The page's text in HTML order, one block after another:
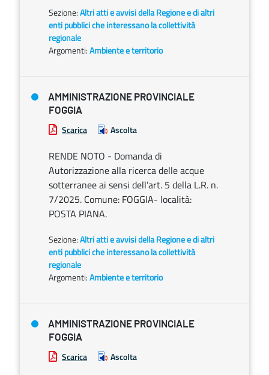
Sezione:Altri atti e avvisi della Regione e di altri
enti pubblici che interessano la collettività
regionale
Argomenti:Ambiente e territorio
AMMINISTRAZIONE PROVINCIALE
FOGGIA
Scarica Ascolta
RENDE NOTO - Domanda di
Autorizzazione alla ricerca delle acque
sotterranee ai sensi dell’art. 5 della L.R. n.
7/2025. Comune: FOGGIA- località:
POSTA PIANA.
Sezione:Altri atti e avvisi della Regione e di altri
enti pubblici che interessano la collettività
regionale
Argomenti:Ambiente e territorio
AMMINISTRAZIONE PROVINCIALE
FOGGIA
Scarica Ascolta